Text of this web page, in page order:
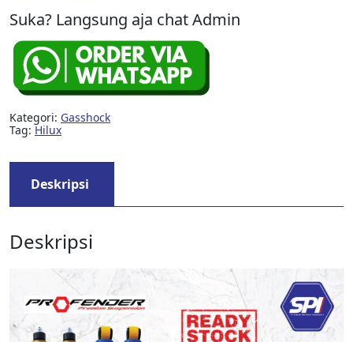
Suka? Langsung aja chat Admin
Kategori: Gasshock
Tag:Hilux
Deskripsi
Deskripsi